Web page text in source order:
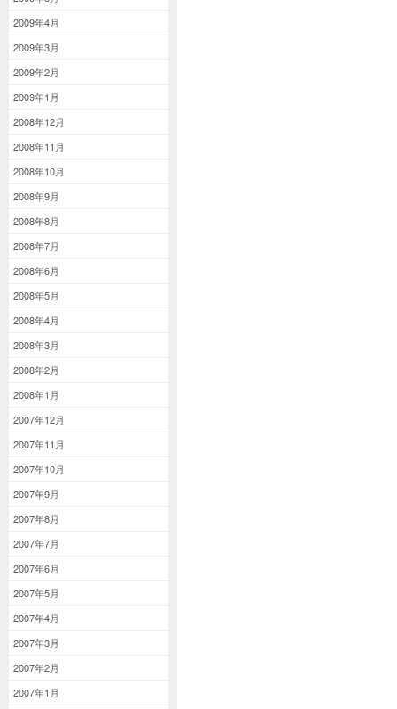
2009年4月
2009年3月
2009年2月
2009年1月
2008年12月
2008年11月
2008年10月
2008年9月
2008年8月
2008年7月
2008年6月
2008年5月
2008年4月
2008年3月
2008年2月
2008年1月
2007年12月
2007年11月
2007年10月
2007年9月
2007年8月
2007年7月
2007年6月
2007年5月
2007年4月
2007年3月
2007年2月
2007年1月